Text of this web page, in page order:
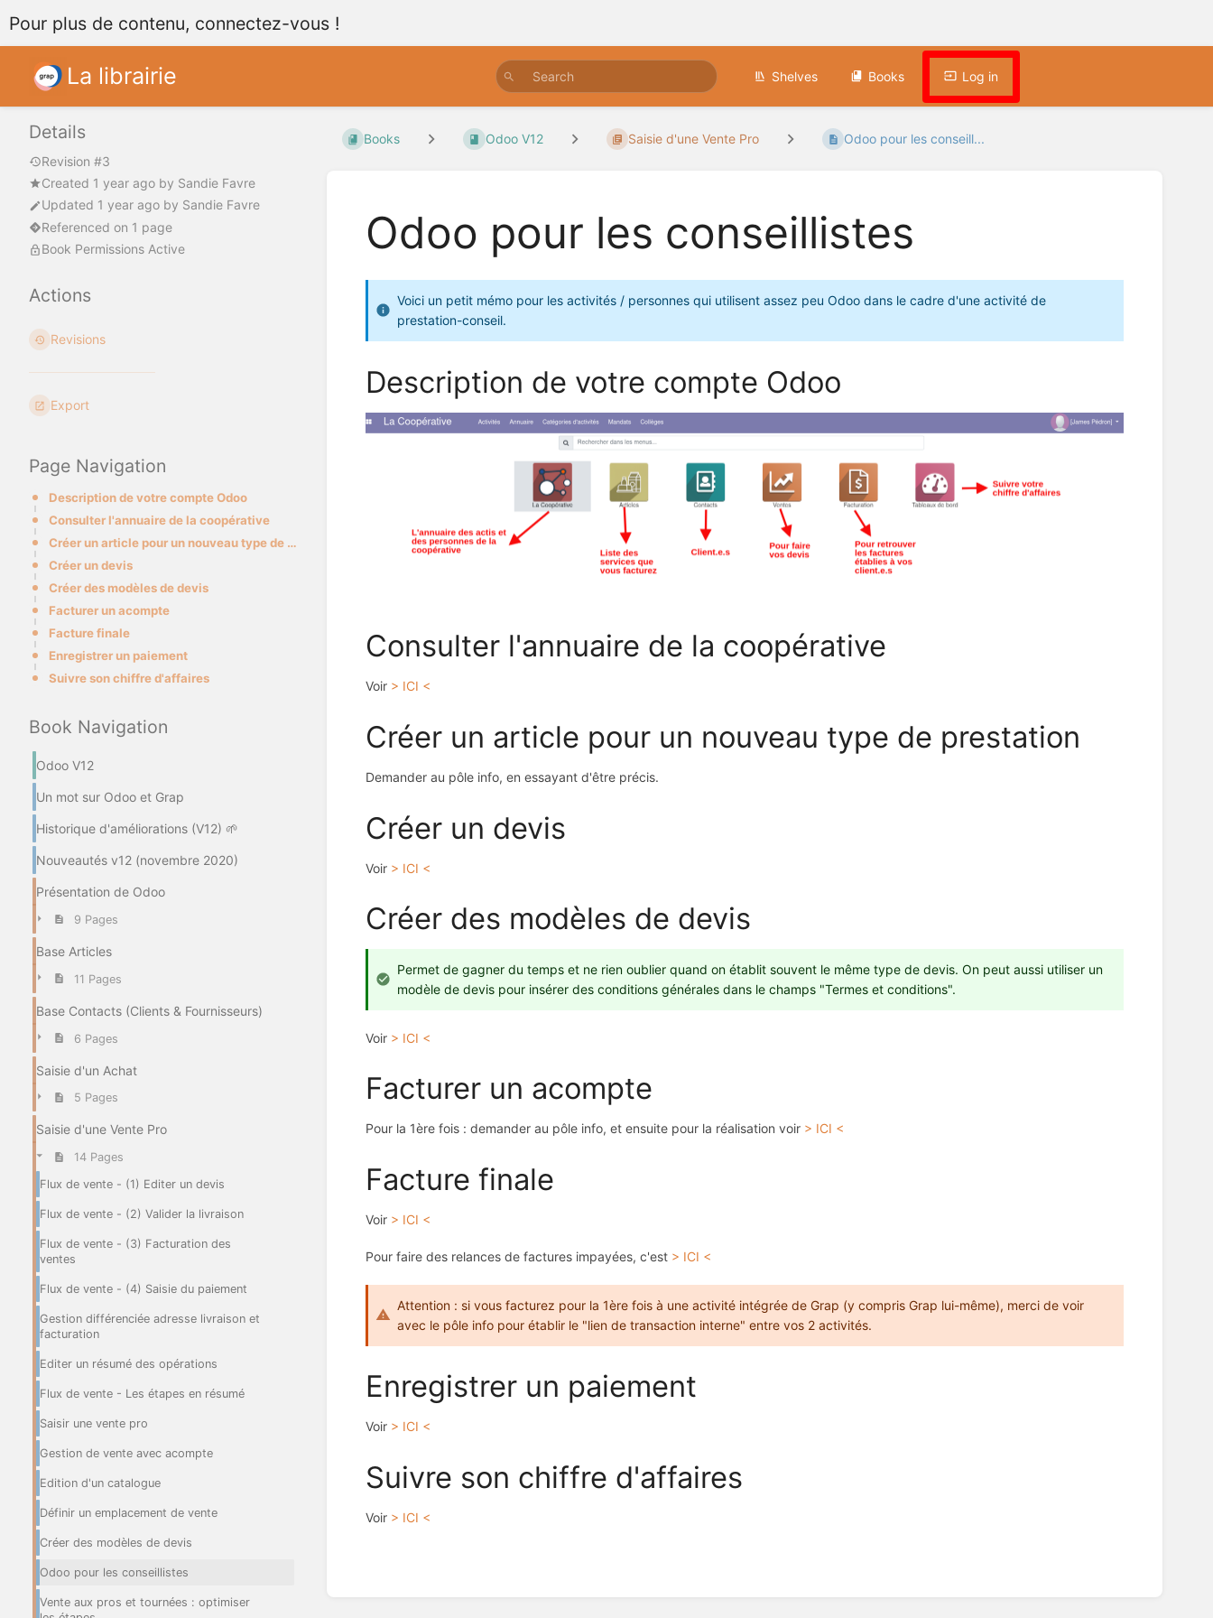
Pour plus de contenu, connectez-vous !
La librairie Shelves Books Log in
Details
Revision #3
Created 1 year ago by Sandie Favre
Updated 1 year ago by Sandie Favre
Referenced on 1 page
Book Permissions Active
Actions
Revisions
Export
Page Navigation
Description de votre compte Odoo
Consulter l'annuaire de la coopérative
Créer un article pour un nouveau type de prestation
Créer un devis
Créer des modèles de devis
Facturer un acompte
Facture finale
Enregistrer un paiement
Suivre son chiffre d'affaires
Book Navigation
Odoo V12
Un mot sur Odoo et Grap
Historique d'améliorations (V12) 🌱
Nouveautés v12 (novembre 2020)
Présentation de Odoo
9 Pages
Base Articles
11 Pages
Base Contacts (Clients & Fournisseurs)
6 Pages
Saisie d'un Achat
5 Pages
Saisie d'une Vente Pro
14 Pages
Flux de vente - (1) Editer un devis
Flux de vente - (2) Valider la livraison
Flux de vente - (3) Facturation des
ventes
Flux de vente - (4) Saisie du paiement
Gestion différenciée adresse livraison et
facturation
Editer un résumé des opérations
Flux de vente - Les étapes en résumé
Saisir une vente pro
Gestion de vente avec acompte
Edition d'un catalogue
Définir un emplacement de vente
Créer des modèles de devis
Odoo pour les conseillistes
Vente aux pros et tournées : optimiser
Books Odoo V12 Saisie d'une Vente Pro Odoo pour les conseill...
Odoo pour les conseillistes
Voici un petit mémo pour les activités / personnes qui utilisent assez peu Odoo dans le cadre d'une activité de
prestation-conseil.
Description de votre compte Odoo
Consulter l'annuaire de la coopérative
Voir > ICI <
Créer un article pour un nouveau type de prestation
Demander au pôle info, en essayant d'être précis.
Créer un devis
Voir > ICI <
Créer des modèles de devis
Permet de gagner du temps et ne rien oublier quand on établit souvent le même type de devis. On peut aussi utiliser un
modèle de devis pour insérer des conditions générales dans le champs "Termes et conditions".
Voir > ICI <
Facturer un acompte
Pour la 1ère fois : demander au pôle info, et ensuite pour la réalisation voir > ICI <
Facture finale
Voir > ICI <
Pour faire des relances de factures impayées, c'est > ICI <
Attention : si vous facturez pour la 1ère fois à une activité intégrée de Grap (y compris Grap lui-même), merci de voir
avec le pôle info pour établir le "lien de transaction interne" entre vos 2 activités.
Enregistrer un paiement
Voir > ICI <
Suivre son chiffre d'affaires
Voir > ICI <